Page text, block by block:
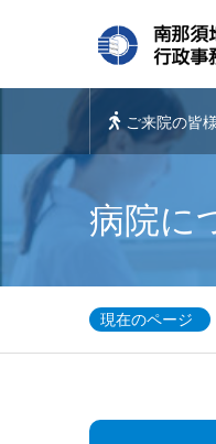
ご来院の皆
病院に
現在のページ